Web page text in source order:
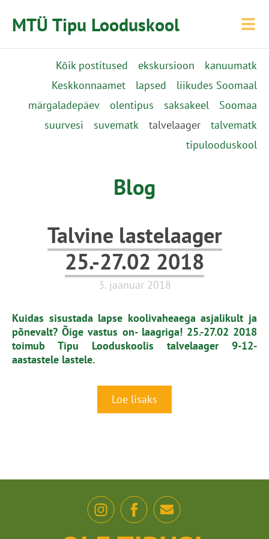
MTÜ Tipu Looduskool
Kõik postitused ekskursioon
kanuumatk
Keskkonnaamet
lapsed
liikudes Soomaal
märgaladepäev
olentipus saksakeel
Soomaa
suurvesi
suvematk talvelaager
talvematk
tipulooduskool
Blog
Talvine lastelaager
25.-27.02 2018
3. jaanuar 2018
Kuidas sisustada lapse koolivaheaega asjalikult ja
põnevalt? Õige vastus on- laagriga! 25.-27.02 2018
toimub Tipu Looduskoolis talvelaager 9-12-
aastastele lastele.
Loe lisaks